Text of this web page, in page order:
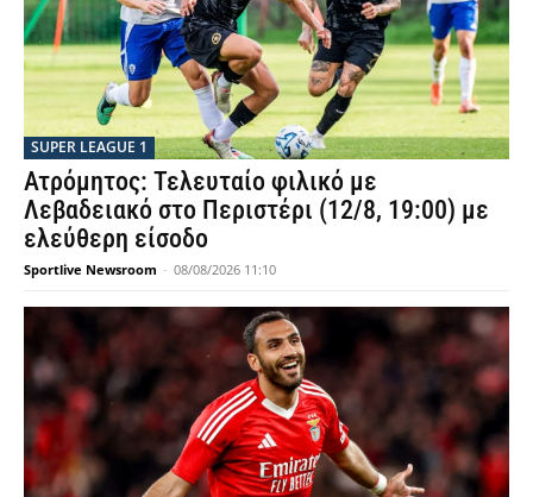
SUPER LEAGUE 1
Ατρόμητος: Τελευταίο φιλικό με
Λεβαδειακό στο Περιστέρι (12/8, 19:00) με
ελεύθερη είσοδο
Sportlive Newsroom - 08/08/2026 11:10